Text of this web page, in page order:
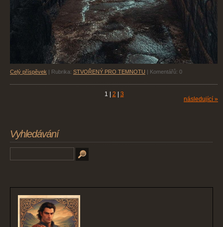
Celý příspěvek Rubrika: STVOŘENÝ PRO TEMNOTU Komentářů: 0
1 2 3
následující »
Vyhledávání